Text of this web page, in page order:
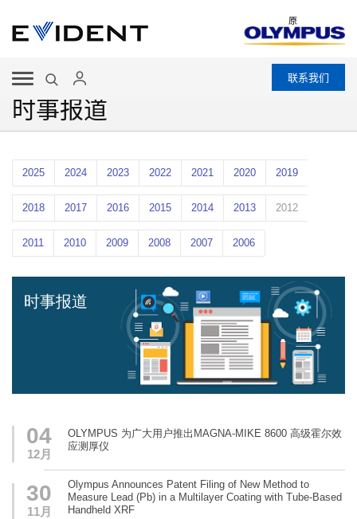
原
联系我们
时事报道
2025 2024 2023 2022 2021 2020 2019
2018 2017 2016 2015 2014 2013 2012
2011 2010 2009 2008 2007 2006
时事报道
04
12月
OLYMPUS 为广大用户推出MAGNA-MIKE 8600 高级霍尔效
应测厚仪
30
11月
Olympus Announces Patent Filing of New Method to
Measure Lead (Pb) in a Multilayer Coating with Tube-Based
Handheld XRF